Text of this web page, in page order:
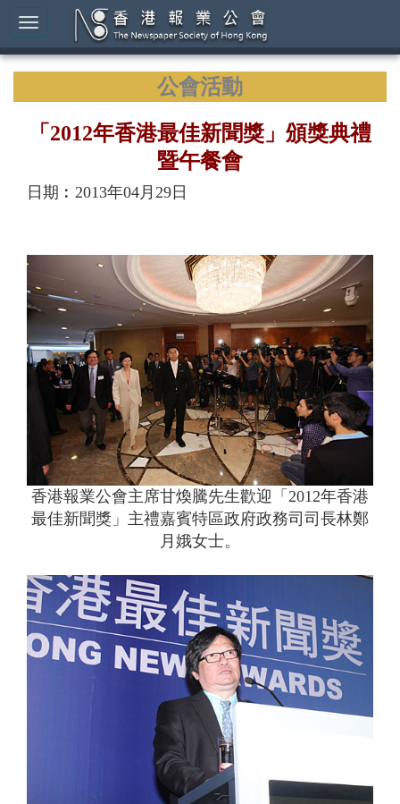
公會活動
「2012年香港最佳新聞獎」頒獎典禮
暨午餐會
日期︰2013年04月29日
香港報業公會主席甘煥騰先生歡迎「2012年香港
最佳新聞獎」主禮嘉賓特區政府政務司司長林鄭
月娥女士。